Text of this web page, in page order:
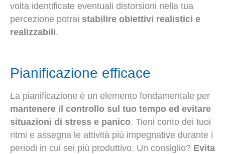
volta identificate eventuali distorsioni nella tua
percezione potrai stabilire obiettivi realistici e
realizzabili.
Pianificazione efficace
La pianificazione è un elemento fondamentale per
mantenere il controllo sul tuo tempo ed evitare
situazioni di stress e panico. Tieni conto dei tuoi
ritmi e assegna le attività più impegnative durante i
periodi in cui sei più produttivo. Un consiglio? Evita